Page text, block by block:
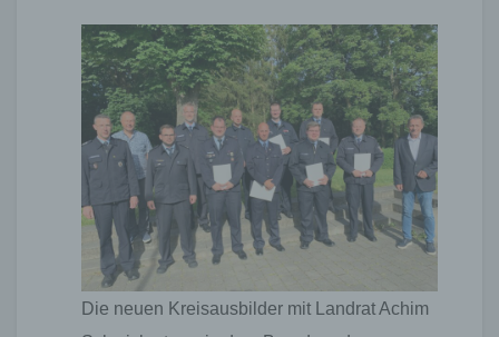
Die neuen Kreisausbilder mit Landrat Achim